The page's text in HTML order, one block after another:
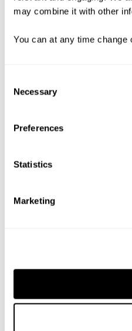
may combine it with other
You can at any time
Selection
Necessary
Preferences
Statistics
Marketing